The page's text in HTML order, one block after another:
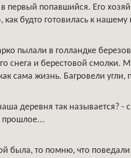
первый попавшийся. Его
как будто готовилась к нашему
пылали в голландке
снега и берестовой смолки.
сама жизнь. Багровели угли,
деревня так называется? -
прошлое...
была, то помню, что